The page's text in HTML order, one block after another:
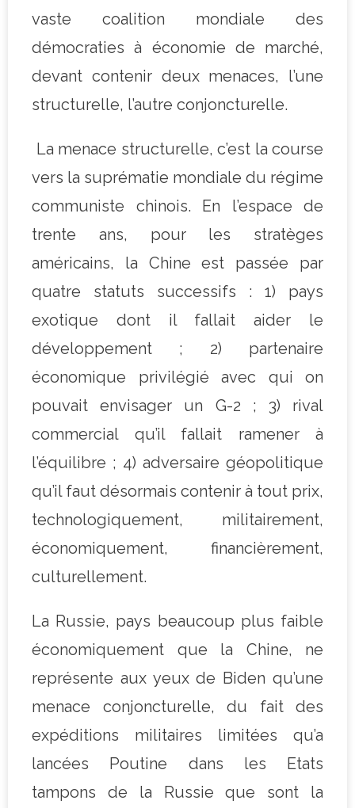
vaste coalition mondiale des
démocraties à économie de marché,
devant contenir deux menaces, l’une
structurelle, l’autre conjoncturelle.
La menace structurelle, c’est la course
vers la suprématie mondiale du régime
communiste chinois. En l’espace de
trente ans, pour les stratèges
américains, la Chine est passée par
quatre statuts successifs : 1) pays
exotique dont il fallait aider le
développement ; 2) partenaire
économique privilégié avec qui on
pouvait envisager un G-2 ; 3) rival
commercial qu’il fallait ramener à
l’équilibre ; 4) adversaire géopolitique
qu’il faut désormais contenir à tout prix,
technologiquement, militairement,
économiquement, financièrement,
culturellement.
La Russie, pays beaucoup plus faible
économiquement que la Chine, ne
représente aux yeux de Biden qu’une
menace conjoncturelle, du fait des
expéditions militaires limitées qu’a
lancées Poutine dans les Etats
tampons de la Russie que sont la